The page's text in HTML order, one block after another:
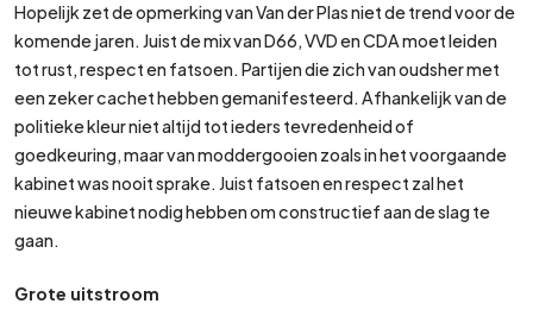
Hopelijk zet de opmerking van Van der Plas niet de trend voor de
komende jaren. Juist de mix van D66, VVD en CDA moet leiden
tot rust, respect en fatsoen. Partijen die zich van oudsher met
een zeker cachet hebben gemanifesteerd. Afhankelijk van de
politieke kleur niet altijd tot ieders tevredenheid of
goedkeuring, maar van moddergooien zoals in het voorgaande
kabinet was nooit sprake. Juist fatsoen en respect zal het
nieuwe kabinet nodig hebben om constructief aan de slag te
gaan.
Grote uitstroom